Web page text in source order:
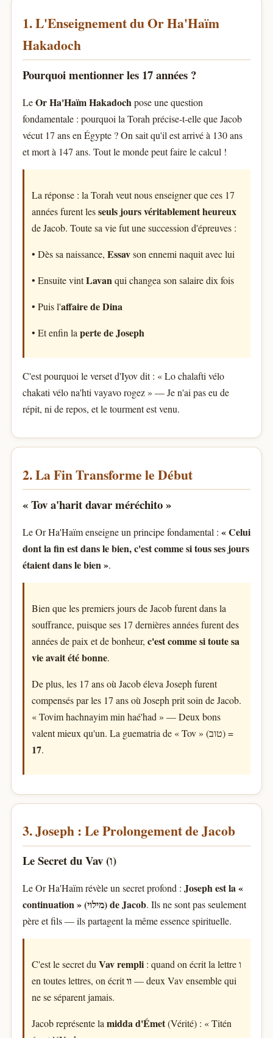
1. L'Enseignement du Or Ha'Haïm
Hakadoch
Pourquoi mentionner les 17 années ?
LeOr Ha'Haïm Hakadochpose une question
fondamentale : pourquoi la Torah précise-t-elle que Jacob
vécut 17 ans en Égypte ? On sait qu'il est arrivé à 130 ans
et mort à 147 ans. Tout le monde peut faire le calcul !
La réponse : la Torah veut nous enseigner que ces 17
années furent lesseuls jours véritablement heureux
de Jacob. Toute sa vie fut une succession d'épreuves :
• Dès sa naissance, Essavson ennemi naquit avec lui
• Ensuite vintLavanqui changea son salaire dix fois
• Puis l'affaire de Dina
• Et enfin la perte de Joseph
C'est pourquoi le verset d'Iyov dit : « Lo chalafti vélo
chakati vélo na'hti vayavo rogez » — Je n'ai pas eu de
répit, ni de repos, et le tourment est venu.
2. La Fin Transforme le Début
« Tov a'harit davar méréchito »
Le Or Ha'Haïm enseigne un principe fondamental : « Celui
dont la fin est dans le bien, c'est comme si tous ses jours
étaient dans le bien ».
Bien que les premiers jours de Jacob furent dans la
souffrance, puisque ses 17 dernières années furent des
années de paix et de bonheur, c'est comme si toute sa
vie avait été bonne.
De plus, les 17 ans où Jacob éleva Joseph furent
compensés par les 17 ans où Joseph prit soin de Jacob.
« Tovim hachnayim min haé'had » — Deux bons
valent mieux qu'un. La guematria de « Tov » (טוב) =
17.
3. Joseph : Le Prolongement de Jacob
Le Secret du Vav (ו)
Le Or Ha'Haïm révèle un secret profond : Joseph est la «
continuation » (מילוי) de Jacob. Ils ne sont pas seulement
père et fils — ils partagent la même essence spirituelle.
C'est le secret duVav rempli : quand on écrit la lettre ו
en toutes lettres, on écritוו — deux Vav ensemble qui
ne se séparent jamais.
Jacob représente lamidda d'Émet(Vérité) : « Titén